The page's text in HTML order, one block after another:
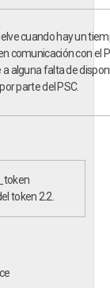
cuando hay un
comunicación con el
a alguna falta de
parte del PSC.
token 2.2.